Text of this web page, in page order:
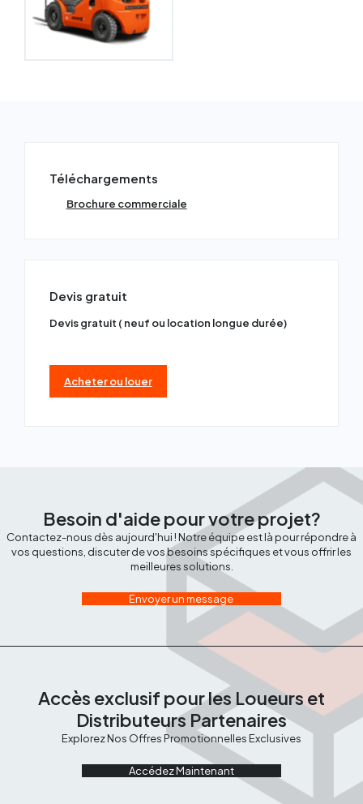
Téléchargements
Brochure commerciale
Devis gratuit
Devis gratuit ( neuf ou location longue durée)
Acheter ou louer
Besoin d'aide pour votre projet?
Contactez-nous dès aujourd'hui ! Notre équipe est là pour répondre à
vos questions, discuter de vos besoins spécifiques et vous offrir les
meilleures solutions.
Envoyer un message
Accès exclusif pour les Loueurs et
Distributeurs Partenaires
Explorez Nos Offres Promotionnelles Exclusives
Accédez Maintenant